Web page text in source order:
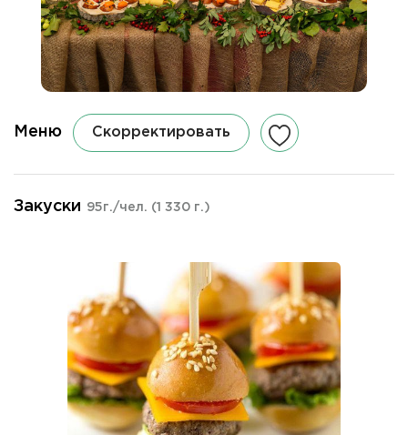
Меню Скорректировать
Закуски 95г./чел. (1 330 г.)